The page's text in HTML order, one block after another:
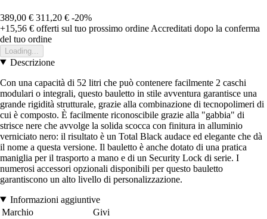
389,00 € 311,20 € -20%
+15,56 € offerti sul tuo prossimo ordine Accreditati dopo la conferma
del tuo ordine
Loading...
Descrizione
Con una capacità di 52 litri che può contenere facilmente 2 caschi
modulari o integrali, questo bauletto in stile avventura garantisce una
grande rigidità strutturale, grazie alla combinazione di tecnopolimeri di
cui è composto. È facilmente riconoscibile grazie alla "gabbia" di
strisce nere che avvolge la solida scocca con finitura in alluminio
verniciato nero: il risultato è un Total Black audace ed elegante che dà
il nome a questa versione. Il bauletto è anche dotato di una pratica
maniglia per il trasporto a mano e di un Security Lock di serie. I
numerosi accessori opzionali disponibili per questo bauletto
garantiscono un alto livello di personalizzazione.
Informazioni aggiuntive
Marchio
Givi